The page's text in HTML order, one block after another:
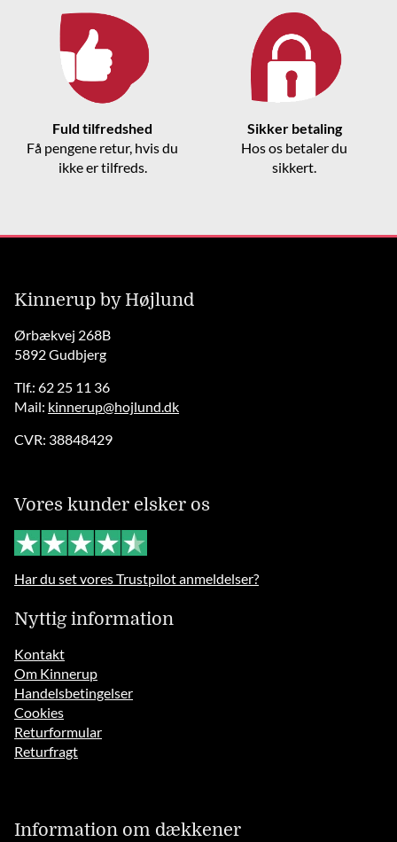
Fuld tilfredshed
Få pengene retur, hvis du
ikke er tilfreds.
Sikker betaling
Hos os betaler du
sikkert.
Kinnerup by Højlund
Ørbækvej 268B
5892 Gudbjerg
Tlf.: 62 25 11 36
Mail: kinnerup@hojlund.dk
CVR: 38848429
Vores kunder elsker os
Har du set vores Trustpilot anmeldelser?
Nyttig information
Kontakt
Om Kinnerup
Handelsbetingelser
Cookies
Returformular
Returfragt
Information om dækkener